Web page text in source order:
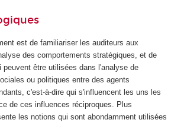
est de familiariser les auditeurs aux
des comportements stratégiques, et de
être utilisées dans l'analyse de
ou politiques entre des agents
c'est-à-dire qui s'influencent les uns les
de ces influences réciproques. Plus
les notions qui sont abondamment utilisées